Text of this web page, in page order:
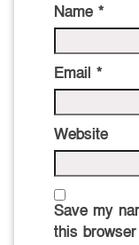
Name *
Email *
Website
Save my
this